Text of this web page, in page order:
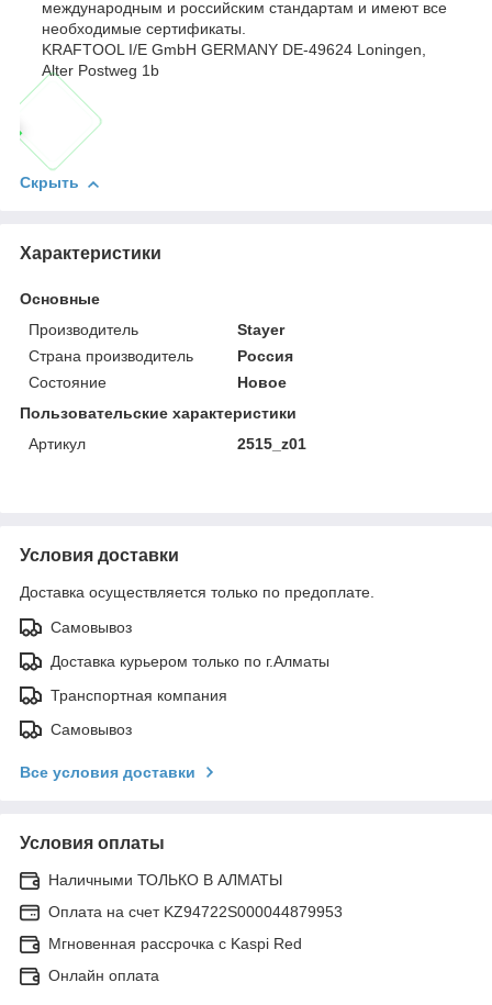
международным и российским стандартам и имеют все
необходимые сертификаты.
KRAFTOOL I/E GmbH GERMANY DE-49624 Loningen,
Alter Postweg 1b
Скрыть
Характеристики
Основные
Производитель
Stayer
Страна производитель
Россия
Состояние
Новое
Пользовательские характеристики
Артикул
2515_z01
Условия доставки
Доставка осуществляется только по предоплате.
Самовывоз
Доставка курьером только по г.Алматы
Транспортная компания
Самовывоз
Все условия доставки
Условия оплаты
Наличными ТОЛЬКО В АЛМАТЫ
Оплата на счет KZ94722S000044879953
Мгновенная рассрочка с Kaspi Red
Онлайн оплата